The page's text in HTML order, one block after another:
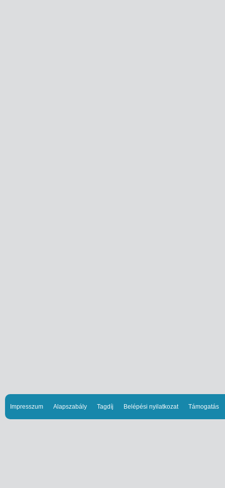
Impresszum Alapszabály Tagdíj Belépési nyilatkozat Támogatás